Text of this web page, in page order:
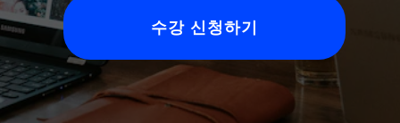
수강 신청하기